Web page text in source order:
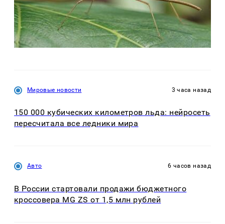
Мировые новости 3 часа назад
150 000 кубических километров льда: нейросеть
пересчитала все ледники мира
Авто 6 часов назад
В России стартовали продажи бюджетного
кроссовера MG ZS от 1,5 млн рублей